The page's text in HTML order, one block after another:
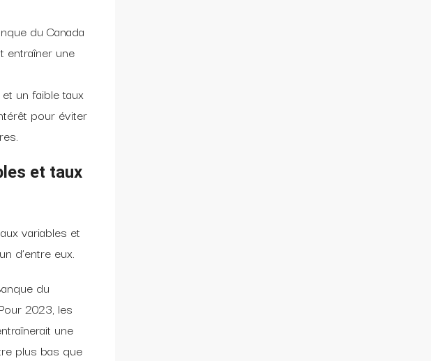
du Canada
entraîner une
un faible taux
pour éviter
et taux
variables et
d’entre eux.
du
2023, les
une
plus bas que